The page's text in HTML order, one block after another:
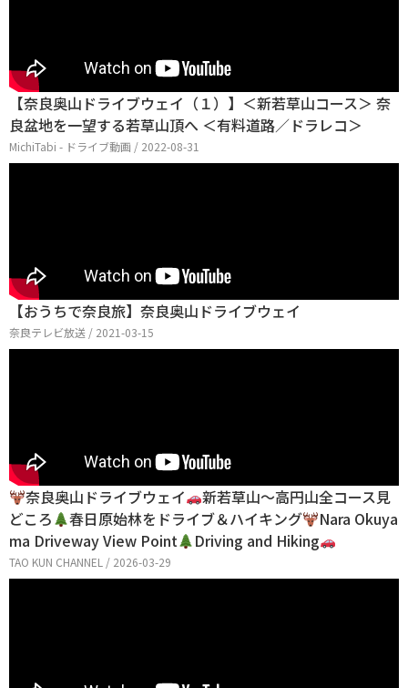
【奈良奥山ドライブウェイ（１）】＜新若草山コース＞ 奈
良盆地を一望する若草山頂へ ＜有料道路／ドラレコ＞
MichiTabi - ドライブ動画 / 2022-08-31
【おうちで奈良旅】奈良奥山ドライブウェイ
奈良テレビ放送 / 2021-03-15
奈良奥山ドライブウェイ
新若草山～高円山全コース見
どころ
春日原始林をドライブ＆ハイキング
Nara Okuya
ma Driveway View Point
Driving and Hiking
TAO KUN CHANNEL / 2026-03-29